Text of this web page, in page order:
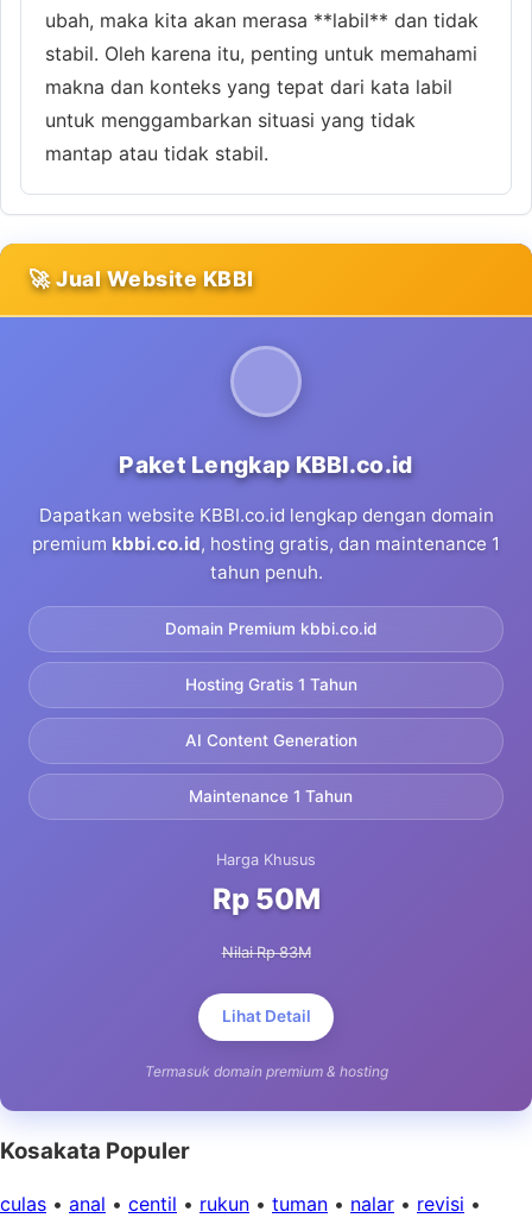
ubah, maka kita akan merasa **labil** dan tidak
stabil. Oleh karena itu, penting untuk memahami
makna dan konteks yang tepat dari kata labil
untuk menggambarkan situasi yang tidak
mantap atau tidak stabil.
🚀 Jual Website KBBI
Paket Lengkap KBBI.co.id
Dapatkan website KBBI.co.id lengkap dengan domain
premium kbbi.co.id, hosting gratis, dan maintenance 1
tahun penuh.
Domain Premium kbbi.co.id
Hosting Gratis 1 Tahun
AI Content Generation
Maintenance 1 Tahun
Harga Khusus
Rp 50M
Nilai Rp 83M
Lihat Detail
Termasuk domain premium & hosting
Kosakata Populer
culas • anal • centil • rukun • tuman • nalar • revisi •